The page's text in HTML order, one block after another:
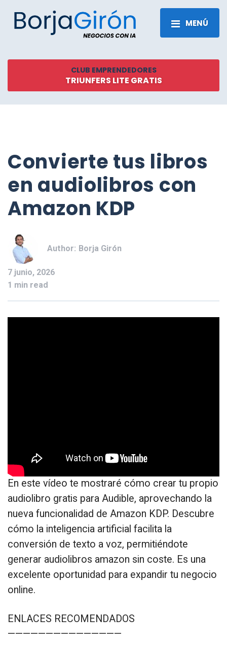
MENÚ
CLUB EMPRENDEDORES
TRIUNFERS LITE GRATIS
Convierte tus libros
en audiolibros con
Amazon KDP
Author: Borja Girón
7 junio, 2026
1 min read
En este vídeo te mostraré cómo crear tu propio
audiolibro gratis para Audible, aprovechando la
nueva funcionalidad de Amazon KDP. Descubre
cómo la inteligencia artificial facilita la
conversión de texto a voz, permitiéndote
generar audiolibros amazon sin coste. Es una
excelente oportunidad para expandir tu negocio
online.
ENLACES RECOMENDADOS
———————————————